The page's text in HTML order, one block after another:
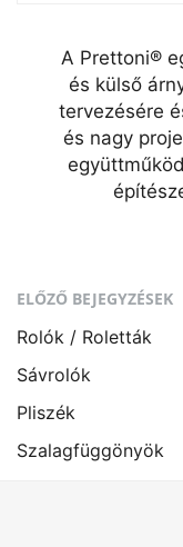
A Prettoni®
és külső
tervezésére
és nagy
ELŐZŐ BEJEGYZÉSEK
Rolók / Roletták
Sávrolók
Pliszék
Szalagfüggönyök